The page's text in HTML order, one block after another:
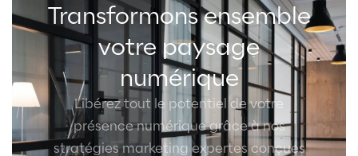
Transformons ensemble
votre paysage
numérique
Libérez tout le potentiel de votre
présence numérique grâce à nos
stratégies marketing expertes conçues